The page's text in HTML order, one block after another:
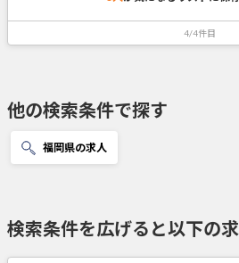
4/4件目
他の検索条件で探す
福岡県の求人
検索条件を広げると以下の